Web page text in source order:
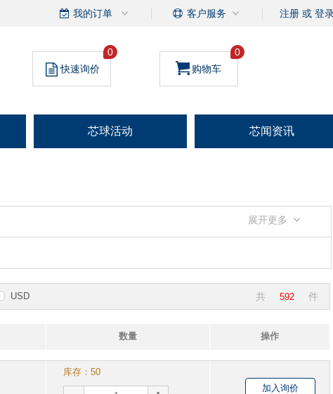
我的订单 客户服务 注册 或 登
快速询价
0
购物车
0
芯球活动 芯闻资讯
展开更多
USD 共 592 件
数量 操作
库存： 50
加入询价